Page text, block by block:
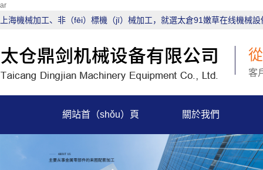
ar
上海機械加工、非（fēi）標機（jī）械加工，就選太倉91嫩草在线機械
客
網站首（shǒu）頁 關於我們